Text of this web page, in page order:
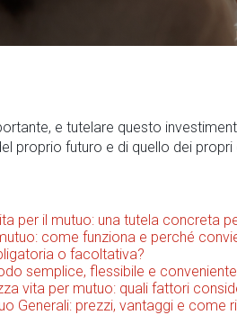
e tutelare questo
proprio futuro e di quello dei
per il mutuo: una tutela concreta
come funziona e perché
o facoltativa?
semplice, flessibile e conveniente
vita per mutuo: quali fattori
Generali: prezzi, vantaggi e come